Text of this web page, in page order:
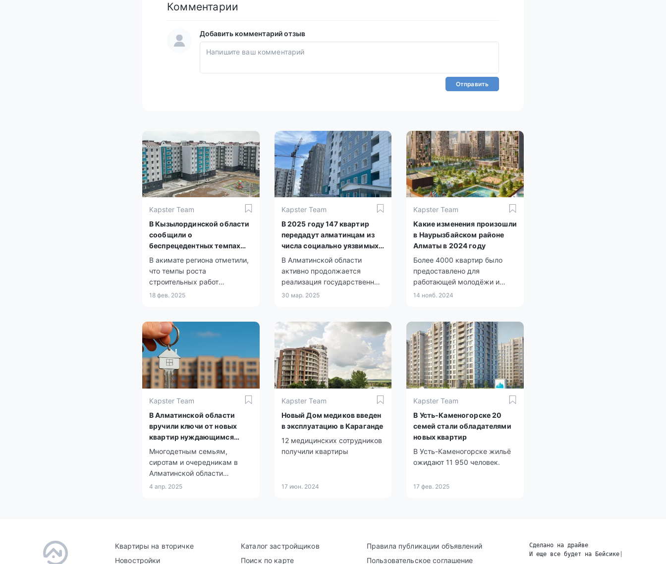
Комментарии
Добавить комментарий отзыв
Отправить
Kapster Team
В Кызылординской области
сообщили о
беспрецедентных темпах
жилищного строительства.
В акимате региона отметили,
что темпы роста
строительных работ
превышают средний
18 фев. 2025
Kapster Team
В 2025 году 147 квартир
передадут алматинцам из
числа социально уязвимых
категорий
В Алматинской области
активно продолжается
реализация государственных
программ по обеспечению
обладателями собственных
квартир, а финансирование
строительства и
приобретения жилья заметно
увеличилось.
30 мар. 2025
Kapster Team
Какие изменения произошли
в Наурызбайском районе
Алматы в 2024 году
Более 4000 квартир было
предоставлено для
работающей молодёжи и
социально уязвимых
14 нояб. 2024
Kapster Team
В Алматинской области
вручили ключи от новых
квартир нуждающимся
семьям
Многодетным семьям,
сиротам и очередникам в
Алматинской области
вручили ключи от новых
4 апр. 2025
Kapster Team
Новый Дом медиков введен
в эксплуатацию в Караганде
12 медицинских сотрудников
получили квартиры
17 июн. 2024
Kapster Team
В Усть-Каменогорске 20
семей стали обладателями
новых квартир
В Усть-Каменогорске жильё
ожидают 11 950 человек.
17 фев. 2025
Квартиры на вторичке
Новостройки
Каталог застройщиков
Поиск по карте
Правила публикации объявлений
Пользовательское соглашение
Сделано на драйве
И еще все будет на Бейсике